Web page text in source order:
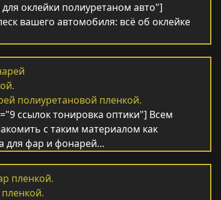
оклейки полиуретаном авто"]
вашего автомобиля: всё об оклейке
полиуретановой пленкой.
ссылок тонировка оптики"] Всем
с таким материалом как
для фар и фонарей…